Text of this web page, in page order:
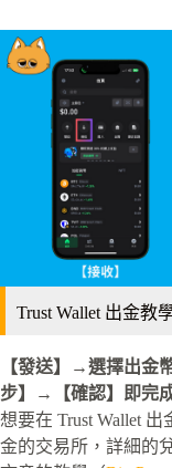
Trust Wallet 出金教
【發送】→選擇出金
步】→【確認】即完
想要在 Trust Wallet
金的交易所，詳細的